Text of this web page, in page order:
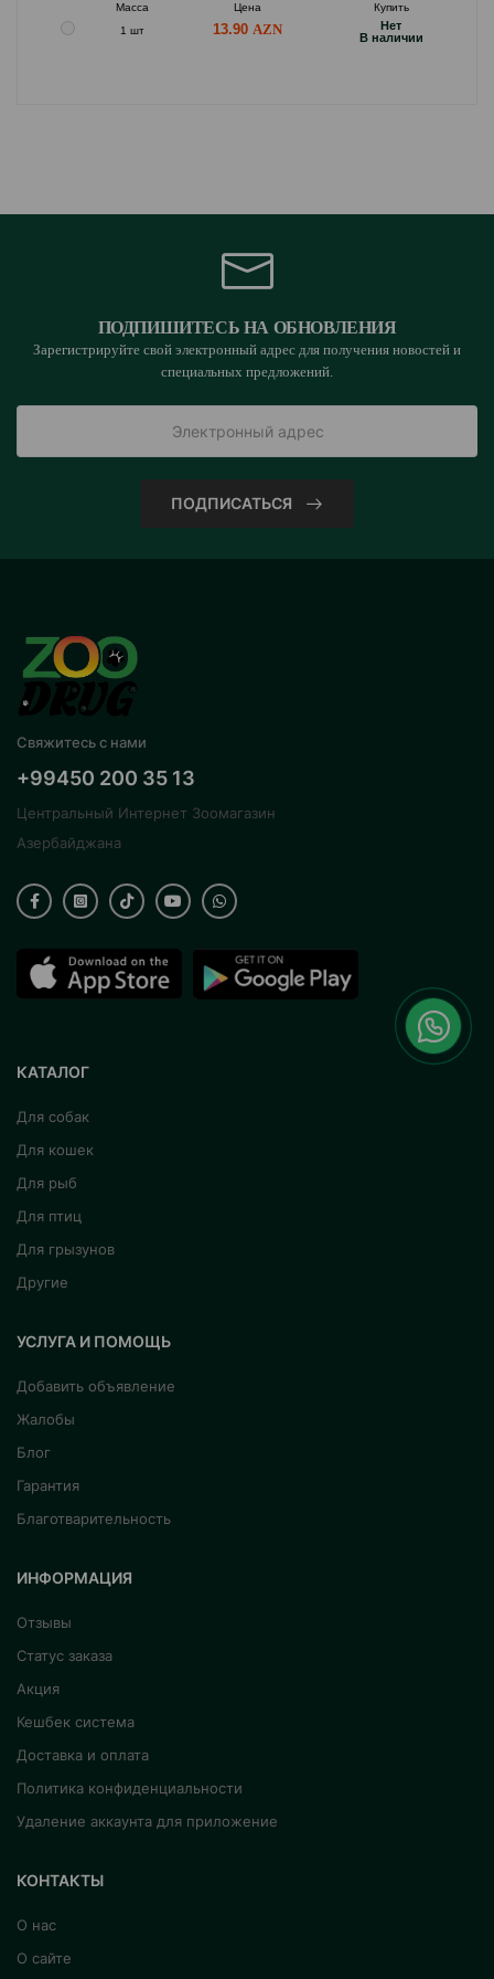
Масса Цена
Купить
1 шт
13.90
Hет
B наличии
ПОДПИШИТЕСЬ НА ОБНОВЛЕНИЯ
Зарегистрируйте свой электронный адрес для получения новостей и
специальных предложений.
ПОДПИСАТЬСЯ
Свяжитесь с нами
+99450 200 35 13
Центральный Интернет Зоомагазин
Азербайджана
КАТАЛОГ
Для собак
Для кошек
Для рыб
Для птиц
Для грызунов
Другие
УСЛУГА И ПОМОЩЬ
Добавить объявление
Жалобы
Блог
Гарантия
Благотварительность
ИНФОРМАЦИЯ
Отзывы
Статус заказа
Акция
Кешбек система
Доставка и оплата
Политика конфиденциальности
Удаление аккаунта для приложение
КОНТАКТЫ
О нас
О сайте